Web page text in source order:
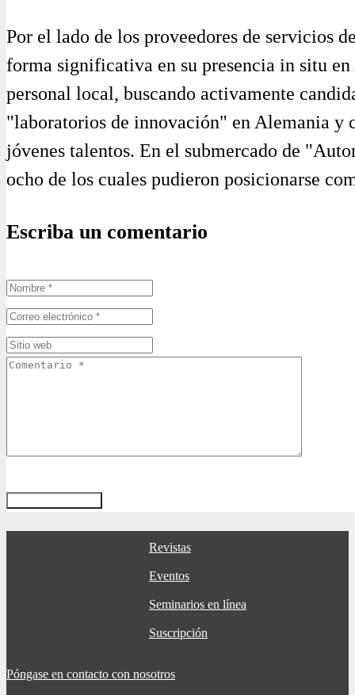
Por el lado de los proveedores de servicios
forma significativa en su presencia in situ
personal local, buscando activamente
"laboratorios de innovación" en Alemania y
jóvenes talentos. En el submercado de
ocho de los cuales pudieron posicionarse
Escriba un comentario
Revistas
Eventos
Seminarios en línea
Suscripción
Póngase en contacto con nosotros